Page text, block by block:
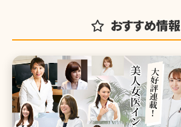
おすすめ情報